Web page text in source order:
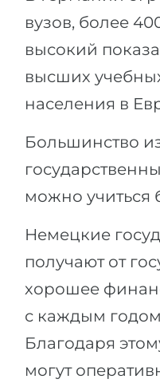
вузов, более
высокий
высших
населения в
Большинство
можно учиться
Немецкие
получают от
хорошее
с каждым
Благодаря
могут